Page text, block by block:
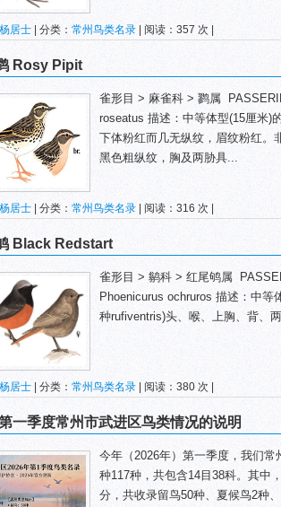
居士 | 分类： 常州鸟类名录 | 阅读：357 次 |
Rosy Pipit
雀形目 > 麻雀科 > 鹨属
roseatus 描述：中等体型(15厘米)
下体粉红而几无纵纹，眉纹粉红。
黑色粗纵纹，胸及两胁具...
居士 | 分类： 常州鸟类名录 | 阅读：316 次 |
Black Redstart
雀形目 > 鹟科 > 红尾鸲属
Phoenicurus ochruros 描述：中等
种rufiventris)头、喉、上胸、背、
居士 | 分类： 常州鸟类名录 | 阅读：380 次 |
一季度常州市武进区鸟类情况的说明
今年（2026年）第一季度，我们
种117种，共包含14目38科。其中
分，共收录留鸟50种、夏候鸟2种